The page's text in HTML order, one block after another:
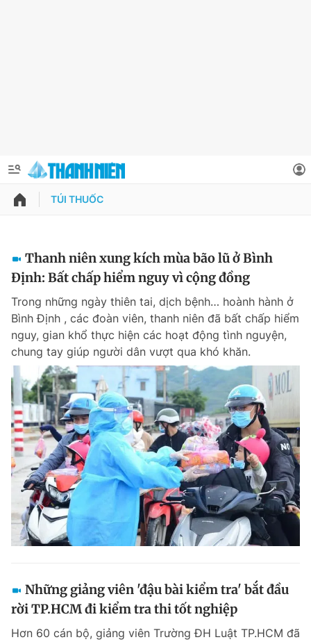
QUẢNG CÁO
Chuyên mục khác
Chào ngày mới Tin 24h
Tin thị trường Tin 360
Video Magazine
Sản phẩm khác
Tiện ích Bạn cần biết
Thông tin tài khoản
Đổi mật khẩu
Tin đã lưu
Tin đã xem
Đăng xuất
TÚI THUỐC
Thanh niên xung kích mùa bão lũ ở Bình
Định: Bất chấp hiểm nguy vì cộng đồng
Trong những ngày thiên tai, dịch bệnh… hoành hành ở
Bình Định , các đoàn viên, thanh niên đã bất chấp hiểm
nguy, gian khổ thực hiện các hoạt động tình nguyện,
chung tay giúp người dân vượt qua khó khăn.
Những giảng viên 'đậu bài kiểm tra' bắt đầu
rời TP.HCM đi kiểm tra thi tốt nghiệp
Hơn 60 cán bộ, giảng viên Trường ĐH Luật TP.HCM đã